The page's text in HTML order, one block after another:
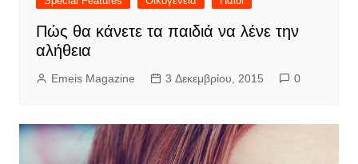
Πώς θα κάνετε τα παιδιά να λένε την
αλήθεια
Emeis Magazine 3 Δεκεμβρίου, 2015 0